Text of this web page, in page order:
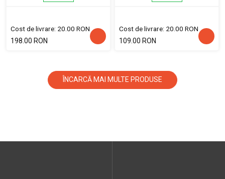
Cost de livrare: 20.00 RON
198.00 RON
Cost de livrare: 20.00 RON
109.00 RON
ÎNCARCĂ MAI MULTE PRODUSE